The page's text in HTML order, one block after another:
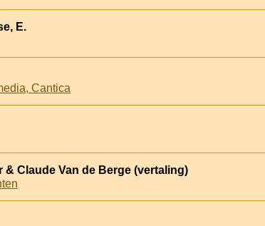
E.
Cantica
Claude Van de Berge (vertaling)